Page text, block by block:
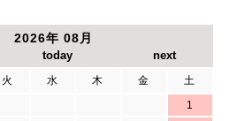
2026年 08月
火 水 木 金
土
1